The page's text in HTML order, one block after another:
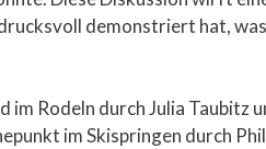
demonstriert hat,
Rodeln durch Julia Taubitz
im Skispringen durch